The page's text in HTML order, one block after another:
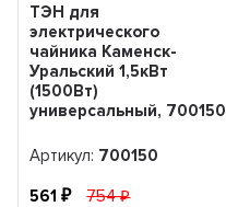
ТЭН для
электрического
чайника Каменск-
Уральский 1,5кВт
(1500Вт)
универсальный, 700150
Артикул: 700150
561 754